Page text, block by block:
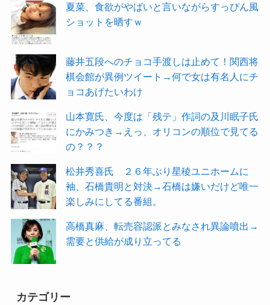
夏菜、食欲がやばいと言いながらすっぴん風
ショットを晒すｗ
藤井五段へのチョコ手渡しは止めて！関西将
棋会館が異例ツイート→何で女は有名人にチ
ョコあげたいわけ
山本寛氏、今度は「残テ」作詞の及川眠子氏
にかみつき→えっ、オリコンの順位で見てる
の？？？
松井秀喜氏 ２６年ぶり星稜ユニホームに
袖、石橋貴明と対決→石橋は嫌いだけど唯一
楽しみにしてる番組。
高橋真麻、転売容認派とみなされ異論噴出→
需要と供給が成り立ってる
カテゴリー